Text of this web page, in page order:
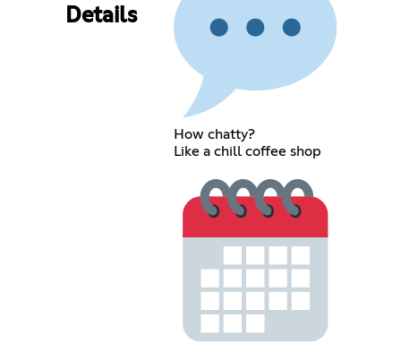
Details
How chatty?
Like a chill coffee shop